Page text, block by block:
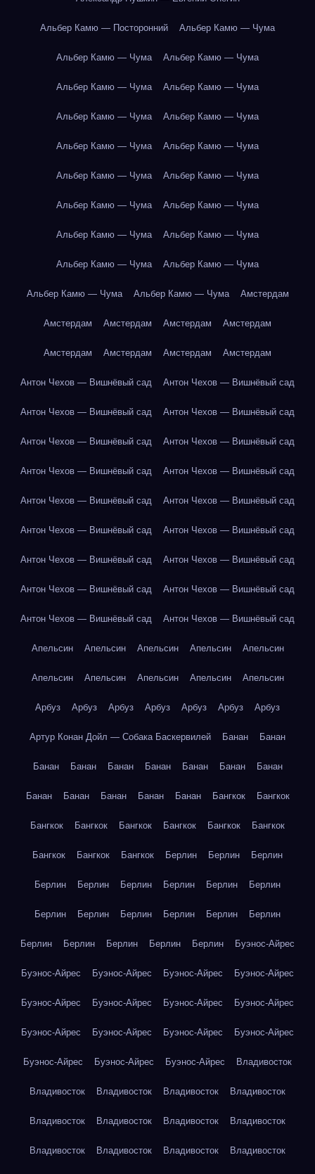
Альбер Камю — Посторонний Альбер Камю — Чума
Альбер Камю — Чума Альбер Камю — Чума
Альбер Камю — Чума Альбер Камю — Чума
Альбер Камю — Чума Альбер Камю — Чума
Альбер Камю — Чума Альбер Камю — Чума
Альбер Камю — Чума Альбер Камю — Чума
Альбер Камю — Чума Альбер Камю — Чума
Альбер Камю — Чума Альбер Камю — Чума
Альбер Камю — Чума Альбер Камю — Чума
Альбер Камю — Чума Альбер Камю — Чума Амстердам
Амстердам Амстердам Амстердам Амстердам
Амстердам Амстердам Амстердам Амстердам
Антон Чехов — Вишнёвый сад Антон Чехов — Вишнёвый сад
Антон Чехов — Вишнёвый сад Антон Чехов — Вишнёвый сад
Антон Чехов — Вишнёвый сад Антон Чехов — Вишнёвый сад
Антон Чехов — Вишнёвый сад Антон Чехов — Вишнёвый сад
Антон Чехов — Вишнёвый сад Антон Чехов — Вишнёвый сад
Антон Чехов — Вишнёвый сад Антон Чехов — Вишнёвый сад
Антон Чехов — Вишнёвый сад Антон Чехов — Вишнёвый сад
Антон Чехов — Вишнёвый сад Антон Чехов — Вишнёвый сад
Антон Чехов — Вишнёвый сад Антон Чехов — Вишнёвый сад
Апельсин Апельсин Апельсин Апельсин Апельсин
Апельсин Апельсин Апельсин Апельсин Апельсин
Арбуз Арбуз Арбуз Арбуз Арбуз Арбуз Арбуз
Артур Конан Дойл — Собака Баскервилей Банан Банан
Банан Банан Банан Банан Банан Банан Банан
Банан Банан Банан Банан Банан Бангкок Бангкок
Бангкок Бангкок Бангкок Бангкок Бангкок Бангкок
Бангкок Бангкок Бангкок Берлин Берлин Берлин
Берлин Берлин Берлин Берлин Берлин Берлин
Берлин Берлин Берлин Берлин Берлин Берлин
Берлин Берлин Берлин Берлин Берлин Буэнос-Айрес
Буэнос-Айрес Буэнос-Айрес Буэнос-Айрес Буэнос-Айрес
Буэнос-Айрес Буэнос-Айрес Буэнос-Айрес Буэнос-Айрес
Буэнос-Айрес Буэнос-Айрес Буэнос-Айрес Буэнос-Айрес
Буэнос-Айрес Буэнос-Айрес Буэнос-Айрес Владивосток
Владивосток Владивосток Владивосток Владивосток
Владивосток Владивосток Владивосток Владивосток
Владивосток Владивосток Владивосток Владивосток